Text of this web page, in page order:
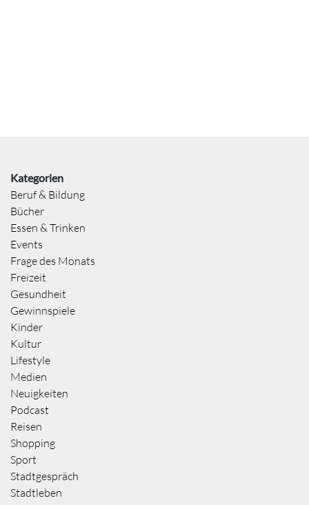
Kategorien
Beruf & Bildung
Bücher
Essen & Trinken
Events
Frage des Monats
Freizeit
Gesundheit
Gewinnspiele
Kinder
Kultur
Lifestyle
Medien
Neuigkeiten
Podcast
Reisen
Shopping
Sport
Stadtgespräch
Stadtleben